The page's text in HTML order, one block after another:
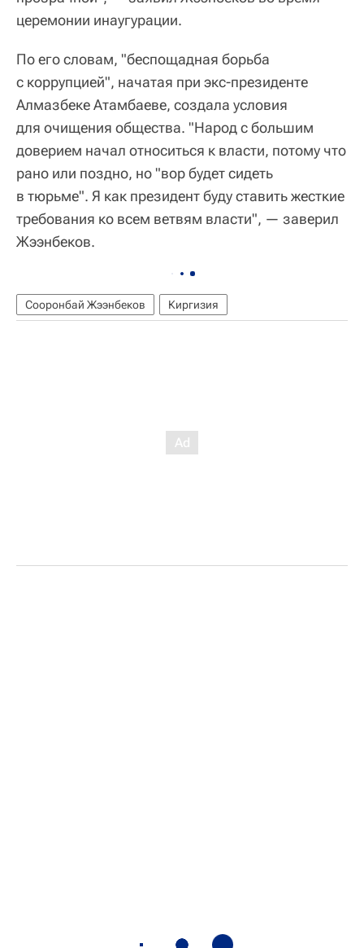
церемонии инаугурации.
По его словам, "беспощадная борьба
с коррупцией", начатая при экс-президенте
Алмазбеке Атамбаеве, создала условия
для очищения общества. "Народ с большим
доверием начал относиться к власти, потому что
рано или поздно, но "вор будет сидеть
в тюрьме". Я как президент буду ставить жесткие
требования ко всем ветвям власти", — заверил
Жээнбеков.
Сооронбай Жээнбеков Киргизия